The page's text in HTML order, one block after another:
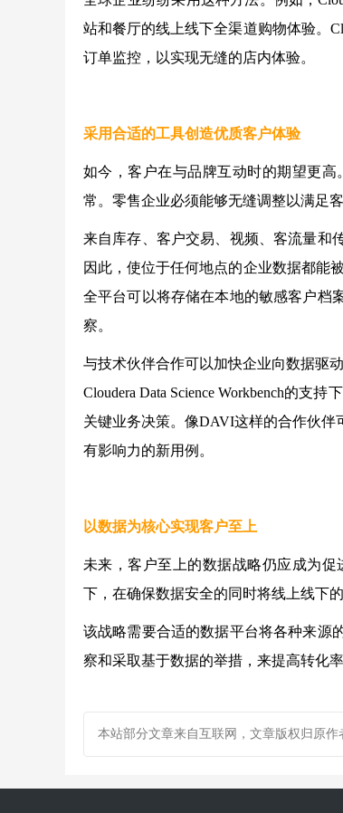
站和餐厅的线上线下全渠道购物体验。
订单监控，以实现无缝的店内体验。
采用合适的工具创造优质客户体验
如今，客户在与品牌互动时的期望更
常。零售企业必须能够无缝调整以满足
来自库存、客户交易、视频、客流量和
因此，使位于任何地点的企业数据都能
全平台可以将存储在本地的敏感客户档
察。
与技术伙伴合作可以加快企业向数据驱
Cloudera Data Science Workbench的支
关键业务决策。像DAVI这样的合作伙
有影响力的新用例。
以数据为核心实现客户至上
未来，客户至上的数据战略仍应成为
下，在确保数据安全的同时将线上线下
该战略需要合适的数据平台将各种来源
察和采取基于数据的举措，来提高转化率
本站部分文章来自互联网，文章版权归原作